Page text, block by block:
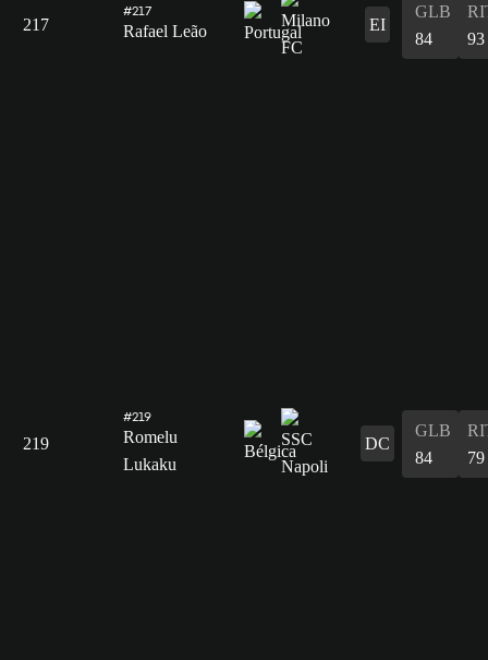
217
#217
Rafael Leão EI
GLB
84
93
219
#219
Romelu
Lukaku
DC
GLB
84
79